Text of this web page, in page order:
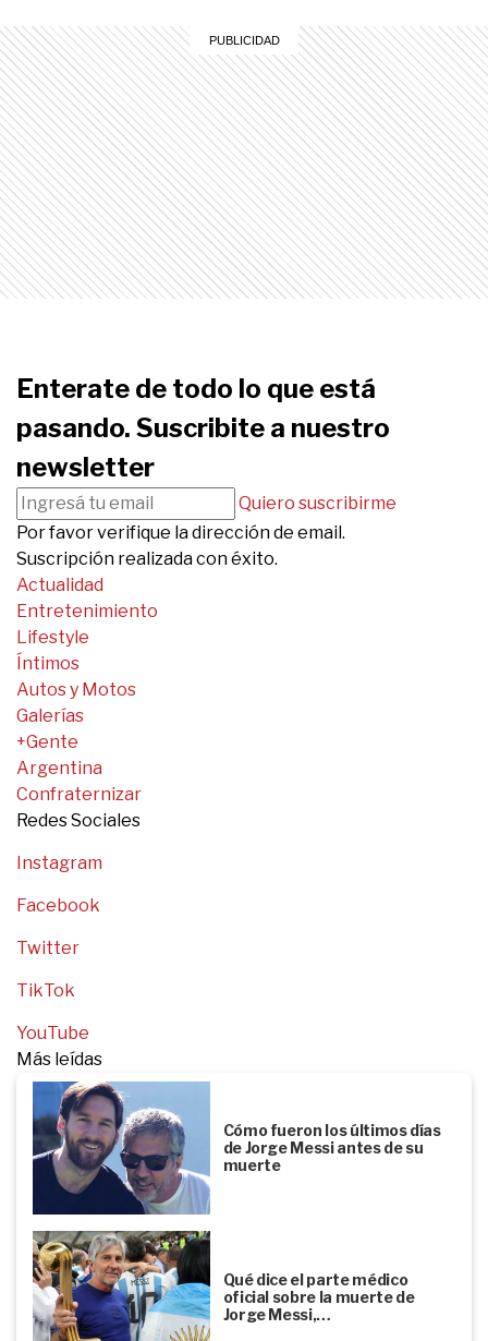
Enterate de todo lo que está
pasando. Suscribite a nuestro
newsletter
Quiero suscribirme
Por favor verifique la dirección de email.
Suscripción realizada con éxito.
Actualidad
Entretenimiento
Lifestyle
Íntimos
Autos y Motos
Galerías
+Gente
Argentina
Confraternizar
Redes Sociales
Instagram
Facebook
Twitter
TikTok
YouTube
Más leídas
Cómo fueron los últimos días
de Jorge Messi antes de su
muerte
Qué dice el parte médico
oficial sobre la muerte de
Jorge Messi,…